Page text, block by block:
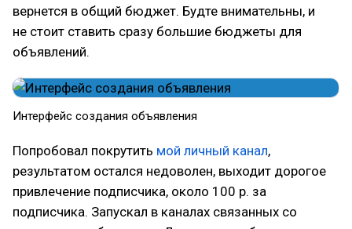
вернется в общий бюджет. Будте внимательны, и
не стоит ставить сразу большие бюджеты для
объявлений.
Интерфейс создания объявления
Попробовал покрутить мой личный канал,
результатом остался недоволен, выходит дорогое
привлечение подписчика, около 100 р. за
подписчика. Запускал в каналах связанных со